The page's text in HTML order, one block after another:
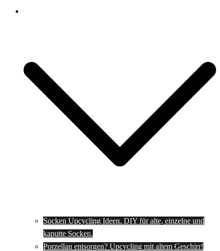
Socken Upcycling Ideen. DIY für alte, einzelne und
kaputte Socken.
Porzellan entsorgen? Upcycling mit altem Geschirr!